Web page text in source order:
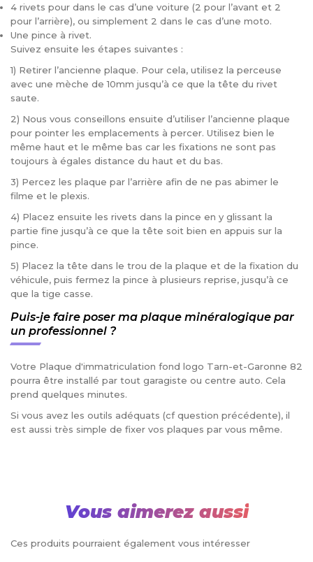
4 rivets pour dans le cas d’une voiture (2 pour l’avant et 2
pour l’arrière), ou simplement 2 dans le cas d’une moto.
Une pince à rivet.
Suivez ensuite les étapes suivantes :
1) Retirer l’ancienne plaque. Pour cela, utilisez la perceuse
avec une mèche de 10mm jusqu’à ce que la tête du rivet
saute.
2) Nous vous conseillons ensuite d’utiliser l’ancienne plaque
pour pointer les emplacements à percer. Utilisez bien le
même haut et le même bas car les fixations ne sont pas
toujours à égales distance du haut et du bas.
3) Percez les plaque par l’arrière afin de ne pas abimer le
filme et le plexis.
4) Placez ensuite les rivets dans la pince en y glissant la
partie fine jusqu’à ce que la tête soit bien en appuis sur la
pince.
5) Placez la tête dans le trou de la plaque et de la fixation du
véhicule, puis fermez la pince à plusieurs reprise, jusqu’à ce
que la tige casse.
Puis-je faire poser ma plaque minéralogique par
un professionnel ?
Votre Plaque d'immatriculation fond logo Tarn-et-Garonne 82
pourra être installé par tout garagiste ou centre auto. Cela
prend quelques minutes.
Si vous avez les outils adéquats (cf question précédente), il
est aussi très simple de fixer vos plaques par vous même.
Vous aimerez aussi
Ces produits pourraient également vous intéresser